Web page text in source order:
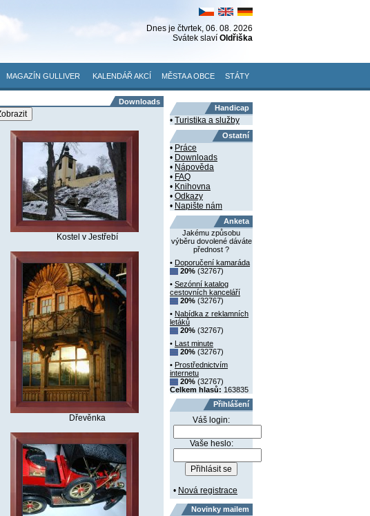
Dnes je čtvrtek, 06. 08. 2026
Svátek slaví Oldřiška
MAGAZÍN GULLIVER KALENDÁŘ AKCÍ MĚSTA A OBCE STÁTY
Downloads
Kostel v Jestřebí
Dřevěnka
Handicap
• Turistika a služby
Ostatní
• Práce
• Downloads
• Nápověda
• FAQ
• Knihovna
• Odkazy
• Napište nám
Anketa
Jakému způsobu
výběru dovolené dáváte
přednost ?
• Doporučení kamaráda
20% (32767)
• Sezónní katalog
cestovních kanceláří
20% (32767)
• Nabídka z reklamních
letáků
20% (32767)
•
Last minute
20% (32767)
• Prostřednictvím
internetu
20% (32767)
Celkem hlasů: 163835
Přihlášení
Váš login:
Vaše heslo:
• Nová registrace
Novinky mailem